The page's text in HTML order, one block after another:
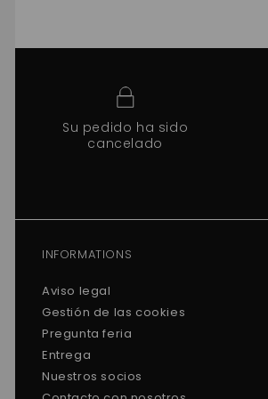
Su pedido ha sido
cancelado
INFORMATIONS
Aviso legal
Gestión de las cookies
Pregunta feria
Entrega
Nuestros socios